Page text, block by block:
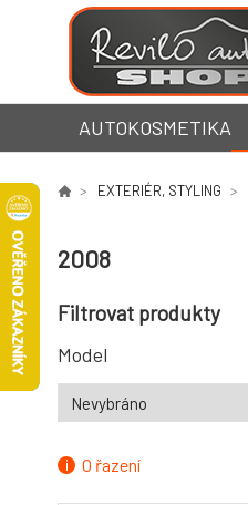
AUTOKOSMETIKA
EXTERIÉR, STYLING
2008
Filtrovat produkty
Model
O řazení